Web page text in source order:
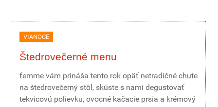
VIANOCE
Štedrovečerné menu
femme vám prináša tento rok opäť netradičné chute
na štedrovečerný stôl, skúste s nami degustovať
tekvicovú polievku, ovocné kačacie prsia a krémový